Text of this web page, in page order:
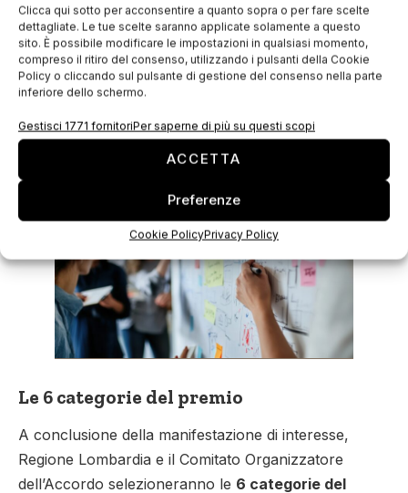
Clicca qui sotto per acconsentire a quanto sopra o per fare scelte
dettagliate. Le tue scelte saranno applicate solamente a questo
sito. È possibile modificare le impostazioni in qualsiasi momento,
compreso il ritiro del consenso, utilizzando i pulsanti della Cookie
Policy o cliccando sul pulsante di gestione del consenso nella parte
inferiore dello schermo.
Gestisci 1771 fornitoriPer saperne di più su questi scopi
ACCETTA
Preferenze
Cookie PolicyPrivacy Policy
accedere a soluzioni tecnologiche avanzate e
personalizzate.
Questa opzione è ideale per imprese che vogliono:
testare nuove tecnologie;
attivare progetti di innovazione.
Le 6 categorie del premio
A conclusione della manifestazione di interesse,
Regione Lombardia e il Comitato Organizzatore
dell’Accordo selezioneranno le 6 categorie del